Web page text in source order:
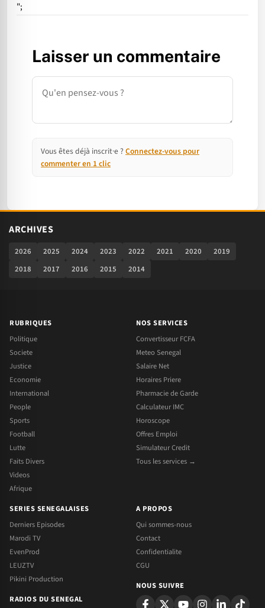
";
Laisser un commentaire
Commentaire
Vous êtes déjà inscrit·e ? Connectez-vous pour
commenter en 1 clic
ARCHIVES
2026 2025 2024 2023 2022 2021 2020
2019
2018
2017 2016 2015 2014
RUBRIQUES
Politique
Societe
Justice
Economie
International
People
Sports
Football
Lutte
Faits Divers
Videos
Afrique
NOS SERVICES
Convertisseur FCFA
Meteo Senegal
Salaire Net
Horaires Priere
Pharmacie de Garde
Calculateur IMC
Horoscope
Offres Emploi
Simulateur Credit
Tous les services →
SERIES SENEGALAISES
Derniers Episodes
Marodi TV
EvenProd
LEUZTV
Pikini Production
RADIOS DU SENEGAL
A PROPOS
Qui sommes-nous
Contact
Confidentialite
CGU
NOUS SUIVRE